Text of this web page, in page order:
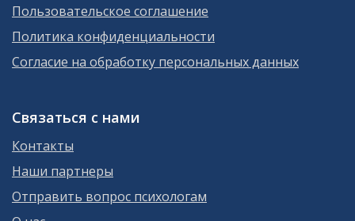
Пользовательское соглашение
Политика конфиденциальности
Согласие на обработку персональных данных
Связаться с нами
Контакты
Наши партнеры
Отправить вопрос психологам